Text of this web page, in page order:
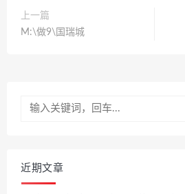
上一篇
M:\做9\国瑞城
近期文章